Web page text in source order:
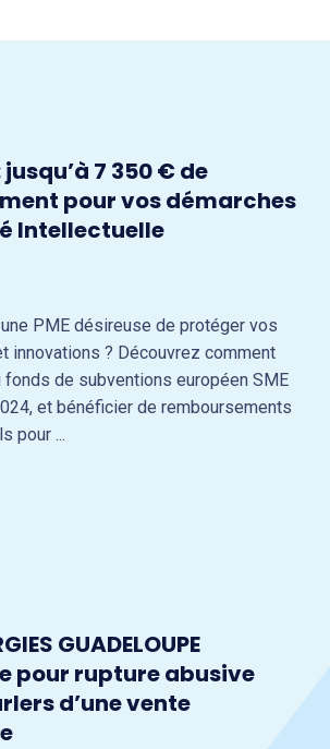
jusqu’à 7 350 € de
pour vos démarches
Intellectuelle
PME désireuse de protéger vos
innovations ? Découvrez comment
fonds de subventions européen SME
et bénéficier de remboursements
pour ...
GUADELOUPE
pour rupture abusive
d’une vente